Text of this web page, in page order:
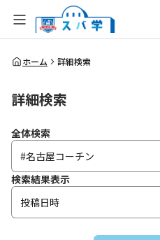
全体検索
ホーム 詳細検索
詳細検索
全体検索
検索結果表示
投稿日時